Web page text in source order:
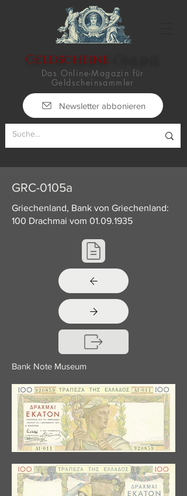
Geldscheine
Das Online-Magazin für
Geldscheinsammler
Newsletter abbonieren
GRC-0105a
Griechenland, Bank von Griechenland:
100 Drachmai vom 01.09.1935
Bank Note Museum